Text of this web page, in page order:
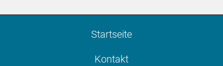
Startseite
Kontakt